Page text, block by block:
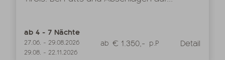
ab 4 - 7 Nächte
27.06. - 29.08.2026
29.08. - 22.11.2026
ab € 1.350,- p.P Detail